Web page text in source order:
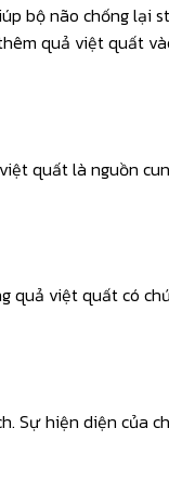
bộ não chống lại
quả việt quất
quất là nguồn
quả việt quất có
Sự hiện diện của